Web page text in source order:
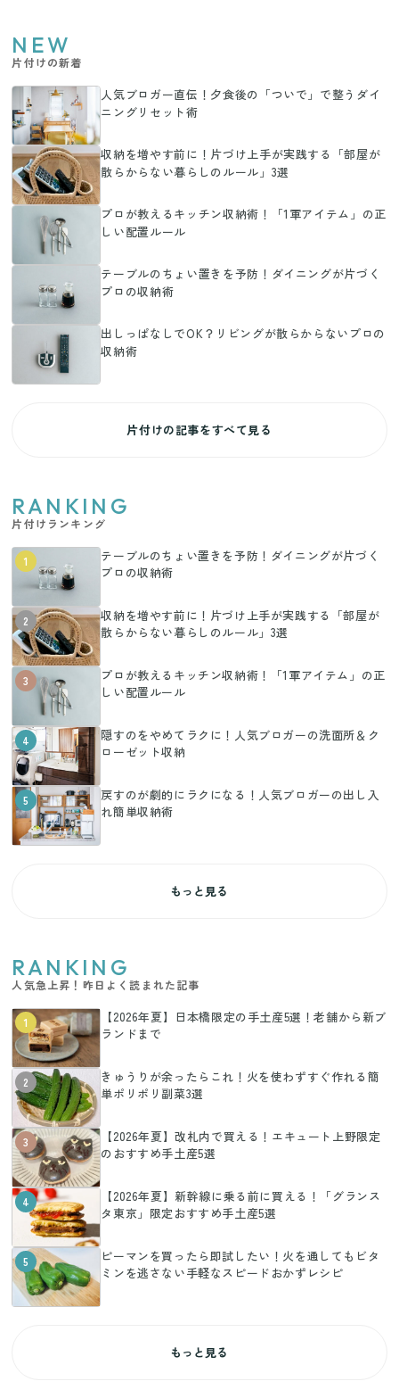
NEW
片付けの新着
人気ブロガー直伝！夕食後の「ついで」で整うダイ
ニングリセット術
収納を増やす前に！片づけ上手が実践する「部屋が
散らからない暮らしのルール」3選
プロが教えるキッチン収納術！「1軍アイテム」の正
しい配置ルール
テーブルのちょい置きを予防！ダイニングが片づく
プロの収納術
出しっぱなしでOK？リビングが散らからないプロの
収納術
片付けの記事をすべて見る
RANKING
片付けランキング
1
テーブルのちょい置きを予防！ダイニングが片づく
プロの収納術
2
収納を増やす前に！片づけ上手が実践する「部屋が
散らからない暮らしのルール」3選
3
プロが教えるキッチン収納術！「1軍アイテム」の正
しい配置ルール
4
隠すのをやめてラクに！人気ブロガーの洗面所＆ク
ローゼット収納
5
戻すのが劇的にラクになる！人気ブロガーの出し入
れ簡単収納術
もっと見る
RANKING
人気急上昇！昨日よく読まれた記事
1
【2026年夏】日本橋限定の手土産5選！老舗から新ブ
ランドまで
2
きゅうりが余ったらこれ！火を使わずすぐ作れる簡
単ポリポリ副菜3選
3
【2026年夏】改札内で買える！エキュート上野限定
のおすすめ手土産5選
4
【2026年夏】新幹線に乗る前に買える！「グランス
タ東京」限定おすすめ手土産5選
5
ピーマンを買ったら即試したい！火を通してもビタ
ミンを逃さない手軽なスピードおかずレシピ
もっと見る